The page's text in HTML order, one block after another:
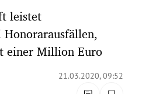
leistet
einer Million Euro
21.03.2020, 09:52